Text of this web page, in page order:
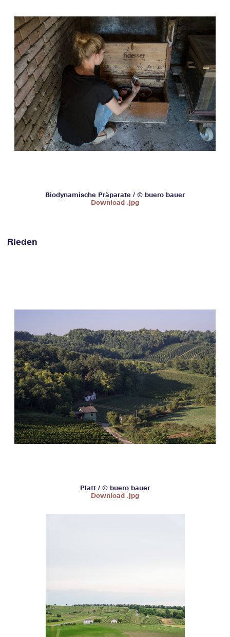
Biodynamische Präparate / © buero bauer
Download .jpg
Rieden
Platt / © buero bauer
Download .jpg